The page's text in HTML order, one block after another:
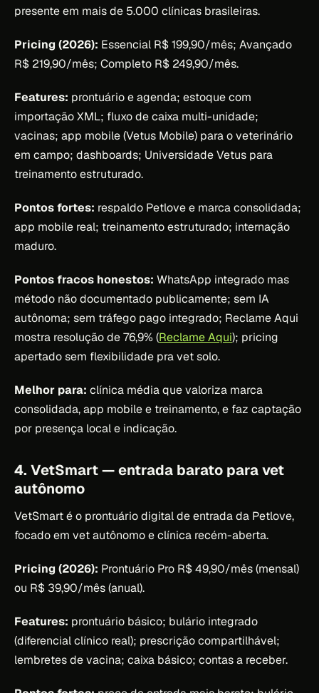
presente em mais de 5.000 clínicas brasileiras.
Pricing (2026): Essencial R$ 199,90/mês; Avançado
R$ 219,90/mês; Completo R$ 249,90/mês.
Features: prontuário e agenda; estoque com
importação XML; fluxo de caixa multi-unidade;
vacinas; app mobile (Vetus Mobile) para o veterinário
em campo; dashboards; Universidade Vetus para
treinamento estruturado.
Pontos fortes: respaldo Petlove e marca consolidada;
app mobile real; treinamento estruturado; internação
maduro.
Pontos fracos honestos: WhatsApp integrado mas
método não documentado publicamente; sem IA
autônoma; sem tráfego pago integrado; Reclame Aqui
mostra resolução de 76,9% (Reclame Aqui); pricing
apertado sem flexibilidade pra vet solo.
Melhor para: clínica média que valoriza marca
consolidada, app mobile e treinamento, e faz captação
por presença local e indicação.
4. VetSmart — entrada barato para vet
autônomo
VetSmart é o prontuário digital de entrada da Petlove,
focado em vet autônomo e clínica recém-aberta.
Pricing (2026): Prontuário Pro R$ 49,90/mês (mensal)
ou R$ 39,90/mês (anual).
Features: prontuário básico; bulário integrado
(diferencial clínico real); prescrição compartilhável;
lembretes de vacina; caixa básico; contas a receber.